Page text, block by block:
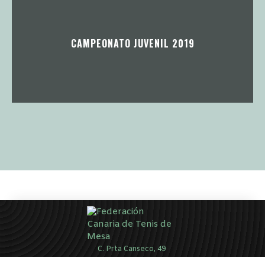
CAMPEONATO JUVENIL 2019
C. Prta Canseco, 49